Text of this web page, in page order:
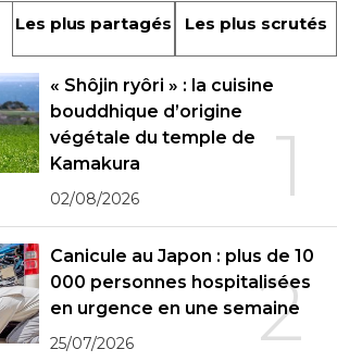
Les plus partagés Les plus scrutés
1
« Shôjin ryôri » : la cuisine
bouddhique d’origine
végétale du temple de
Kamakura
02/08/2026
2
Canicule au Japon : plus de 10
000 personnes hospitalisées
en urgence en une semaine
25/07/2026